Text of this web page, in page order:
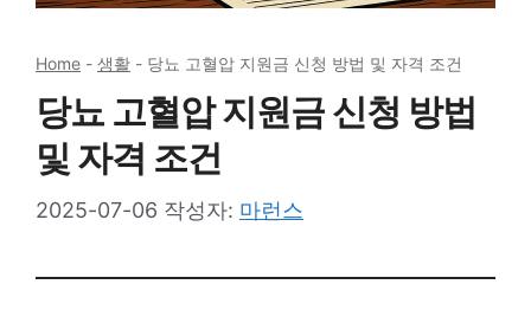
Home - 생활 - 당뇨 고혈압 지원금 신청 방법 및 자격 조건
당뇨 고혈압 지원금 신청 방법
및 자격 조건
2025-07-06 작성자: 마런스